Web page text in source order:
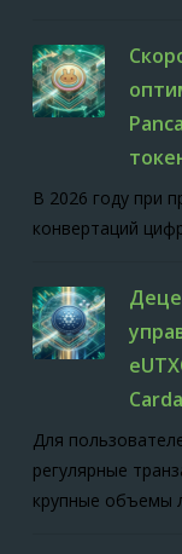
В 2026 году при
конвертаций
Для
регулярные
крупные объемы